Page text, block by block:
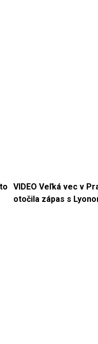
VIDEO Veľká vec v
otočila zápas s